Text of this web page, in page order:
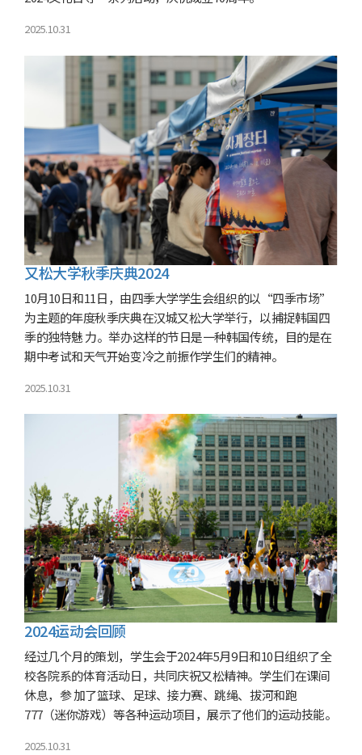
2025.10.31
又松大学秋季庆典2024
10月10日和11日，由四季大学学生会组织的以“四季市场”
为主题的年度秋季庆典在汉城又松大学举行，以捕捉韩国四
季的独特魅 力。举办这样的节日是一种韩国传统，目的是在
期中考试和天气开始变冷之前振作学生们的精神。
2025.10.31
2024运动会回顾
经过几个月的策划，学生会于2024年5月9日和10日组织了全
校各院系的体育活动日，共同庆祝又松精神。学生们在课间
休息，参 加了篮球、足球、接力赛、跳绳、拔河和跑
777（迷你游戏）等各种运动项目，展示了他们的运动技能。
2025.10.31